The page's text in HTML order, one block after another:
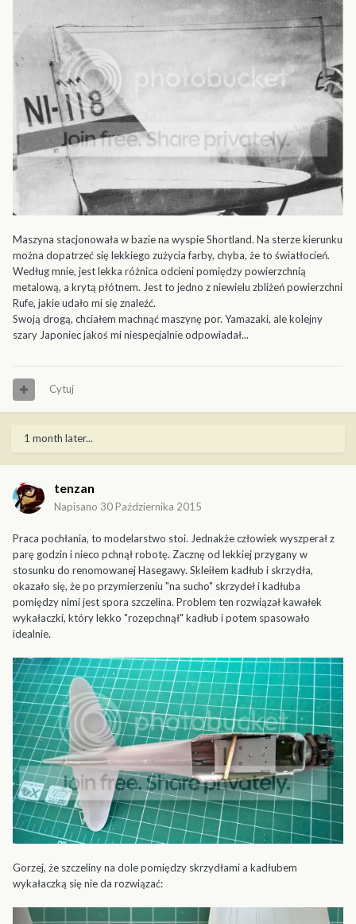
Maszyna stacjonowała w bazie na wyspie Shortland. Na sterze kierunku
można dopatrzeć się lekkiego zużycia farby, chyba, że to światłocień.
Według mnie, jest lekka różnica odcieni pomiędzy powierzchnią
metalową, a krytą płótnem. Jest to jedno z niewielu zbliżeń powierzchni
Rufe, jakie udało mi się znaleźć.
Swoją drogą, chciałem machnąć maszynę por. Yamazaki, ale kolejny
szary Japoniec jakoś mi niespecjalnie odpowiadał...
Cytuj
1 month later...
tenzan
Napisano 30 Października 2015
Praca pochłania, to modelarstwo stoi. Jednakże człowiek wyszperał z
parę godzin i nieco pchnął robotę. Zacznę od lekkiej przygany w
stosunku do renomowanej Hasegawy. Skleiłem kadłub i skrzydła,
okazało się, że po przymierzeniu "na sucho" skrzydeł i kadłuba
pomiędzy nimi jest spora szczelina. Problem ten rozwiązał kawałek
wykałaczki, który lekko "rozepchnął" kadłub i potem spasowało
idealnie.
Gorzej, że szczeliny na dole pomiędzy skrzydłami a kadłubem
wykałaczką się nie da rozwiązać: